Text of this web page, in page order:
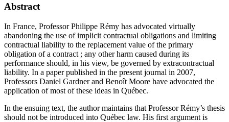
Abstract
In France, Professor Philippe Rémy has advocated virtually
abandoning the use of implicit contractual obligations and limiting
contractual liability to the replacement value of the primary
obligation of a contract ; any other harm caused during its
performance should, in his view, be governed by extracontractual
liability. In a paper published in the present journal in 2007,
Professors Daniel Gardner and Benoît Moore have advocated the
application of most of these ideas in Québec.
In the ensuing text, the author maintains that Professor Rémy’s thesis
should not be introduced into Québec law. His first argument is